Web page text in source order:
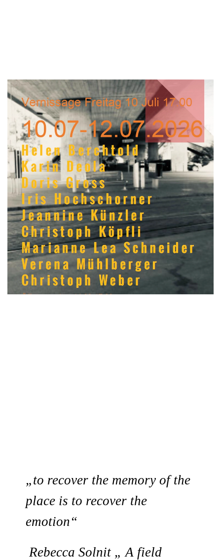
„to recover the memory of the
place is to recover the
emotion“
Rebecca Solnit „ A field